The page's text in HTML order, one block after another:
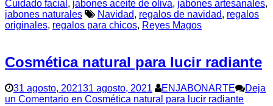
Cuidado facial , jabones aceite de oliva, jabones artesanales,
jabones naturales
Navidad, regalos de navidad, regalos
originales, regalos para chicos, Reyes Magos
Cosmética natural para lucir radiante
31 agosto, 202131 agosto, 2021 ENJABONARTE
Deja
un Comentario en Cosmética natural para lucir radiante